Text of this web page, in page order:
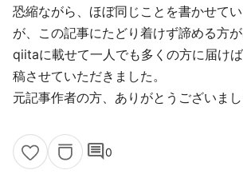
恐縮ながら、ほぼ同じことを書かせて
が、この記事にたどり着けず諦める方が
qiitaに載せて一人でも多くの方に届け
稿させていただきました。
元記事作者の方、ありがとうございまし
comment0